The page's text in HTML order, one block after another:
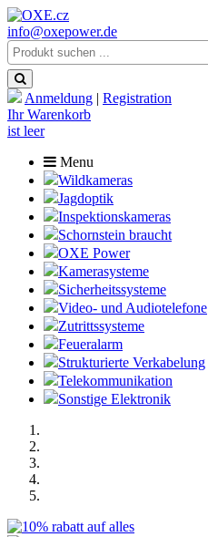
info@oxepower.de
Anmeldung | Registration
Ihr Warenkorb
ist leer
Menu
Wildkameras
Jagdoptik
Inspektionskameras
Schornstein braucht
OXE Power
Kamerasysteme
Sicherheitssysteme
Video- und Audiotelefone
Zutrittssysteme
Feueralarm
Strukturierte Verkabelung
Telekommunikation
Sonstige Elektronik